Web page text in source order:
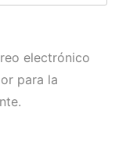
electrónico
para la